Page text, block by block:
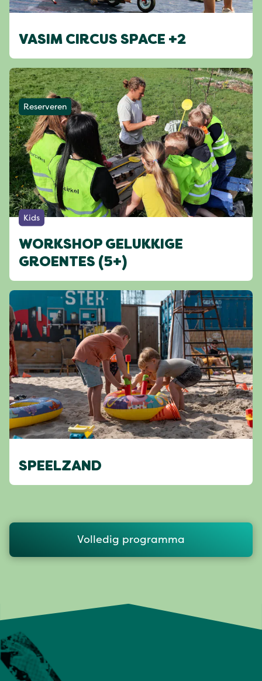
VASIM CIRCUS SPACE +2
Kids
WORKSHOP GELUKKIGE
GROENTES (5+)
Reserveren
SPEELZAND
Volledig programma